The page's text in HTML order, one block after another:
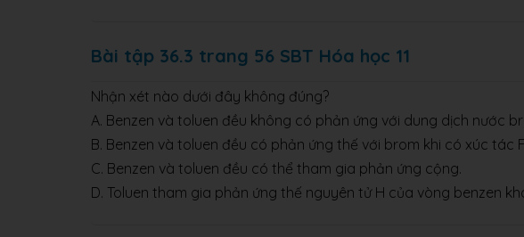
Bài tập 36.3 trang 56 SBT Hóa học 11
Nhận xét nào dưới đây không đúng?
A. Benzen và toluen đều không có phản ứng với dung dịch nước
B. Benzen và toluen đều có phản ứng thế với brom khi có xúc tác
C. Benzen và toluen đều có thể tham gia phản ứng cộng.
D. Toluen tham gia phản ứng thế nguyên tử H của vòng benzen